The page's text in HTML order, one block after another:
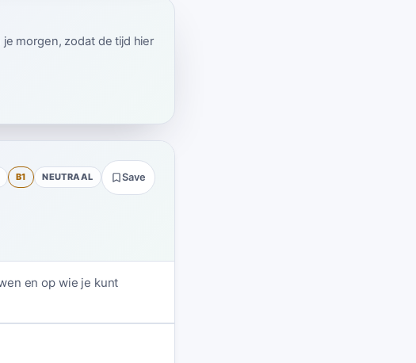
morgen, zodat de tijd hier
B1 NEUTRAAL Save
en op wie je kunt